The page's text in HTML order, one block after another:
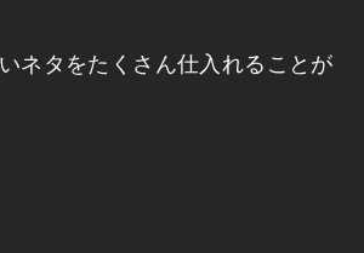
ネタをたくさん仕入れることが